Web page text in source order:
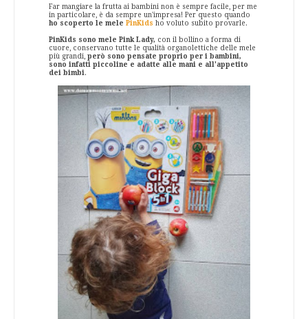
Far mangiare la frutta ai bambini non è sempre facile, per me
in particolare, è da sempre un'impresa! Per questo quando
ho scoperto le mele PinKids ho voluto subito provarle.
PinKids sono mele Pink Lady, con il bollino a forma di
cuore, conservano tutte le qualità organolettiche delle mele
più grandi, però sono pensate proprio per i bambini,
sono infatti piccoline e adatte alle mani e all'appetito
dei bimbi.